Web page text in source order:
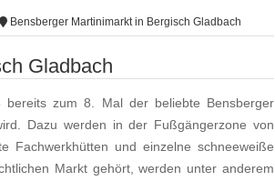
Bensberger Martinimarkt in Bergisch Gladbach
Gladbach
bereits zum 8. Mal der beliebte Bensberger
Dazu werden in der Fußgängerzone von
Fachwerkhütten und einzelne schneeweiße
Markt gehört, werden unter anderem